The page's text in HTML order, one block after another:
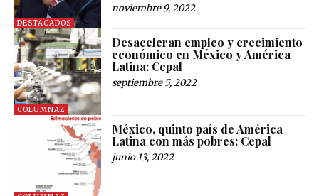
DESTACADOS
noviembre 9, 2022
COLUMNAZ
Desaceleran empleo y crecimiento
económico en México y América
Latina: Cepal
septiembre 5, 2022
México, quinto país de América
Latina con más pobres: Cepal
junio 13, 2022